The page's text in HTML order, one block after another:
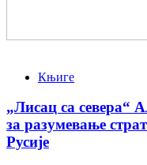
Књиге
„Лисац са севера“
за разумевање
Русије